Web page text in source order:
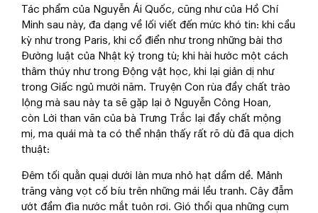
Tác phẩm của Nguyễn Ái Quốc, cũng như của Hồ Chí
Minh sau này, đa dạng về lối viết đến mức khó tin: khi cầu
kỳ như trong Paris, khi cổ điển như trong những bài thơ
Đường luật của Nhật ký trong tù; khi hài hước một cách
thâm thúy như trong Động vật học, khi lại giản dị như
trong Giấc ngủ mười năm. Truyện Con rùa đầy chất trào
lộng mà sau này ta sẽ gặp lại ở Nguyễn Công Hoan,
còn Lời than vãn của bà Trưng Trắc lại đầy chất mộng
mị, ma quái mà ta có thể nhận thấy rất rõ dù đã qua dịch
thuật:
Đêm tối quằn quại dưới làn mưa nhỏ hạt dầm dề. Mảnh
trăng vàng vọt cố bíu trên những mái lều tranh. Cây đẫm
ướt đầm đìa nước mắt tuôn rơi. Gió thổi qua những cụm